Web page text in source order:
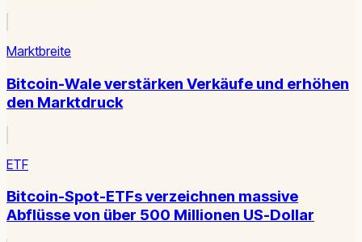
Marktbreite
Bitcoin-Wale verstärken Verkäufe und erhöhen
den Marktdruck
ETF
Bitcoin-Spot-ETFs verzeichnen massive
Abflüsse von über 500 Millionen US-Dollar